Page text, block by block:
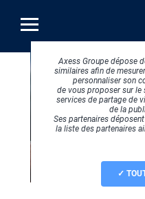
contenu
principal
Axess Groupe dépose
similaires afin de
personnaliser son
de vous proposer sur le
services de partage de
de la
Ses partenaires
la liste des partenaires